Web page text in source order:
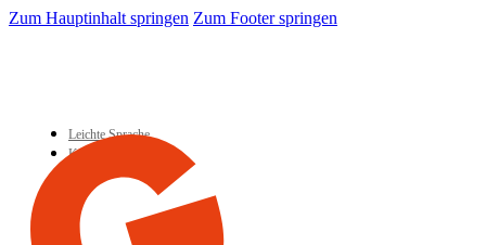
Zum Hauptinhalt springen Zum Footer springen
Leichte Sprache
Kontakt